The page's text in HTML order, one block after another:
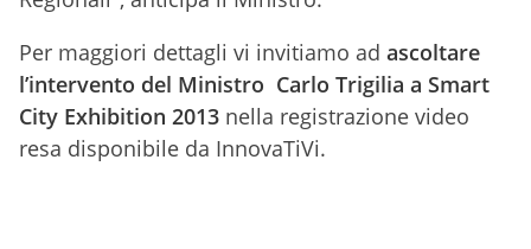
Per maggiori dettagli vi invitiamo ad ascoltare
l’intervento del Ministro Carlo Trigilia a Smart
City Exhibition 2013 nella registrazione video
resa disponibile da InnovaTiVi.